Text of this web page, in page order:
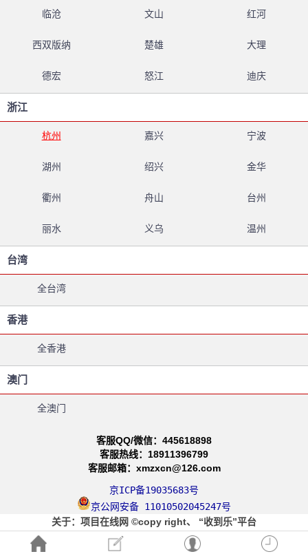
临沧 文山 红河
西双版纳 楚雄 大理
德宏 怒江 迪庆
浙江
杭州 嘉兴 宁波
湖州 绍兴 金华
衢州 舟山 台州
丽水 义乌 温州
台湾
全台湾
香港
全香港
澳门
全澳门
客服QQ/微信：445618898
客服热线：18911396799
客服邮箱：xmzxcn@126.com
京ICP备19035683号
京公网安备 11010502045247号
关于：项目在线网 ©copy right、 “收到乐”平台